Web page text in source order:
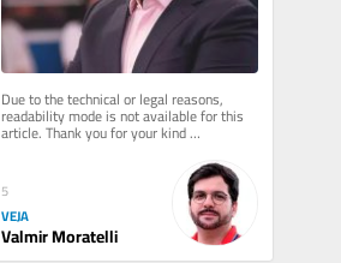
Due to the technical or legal reasons,
readability mode is not available for this
article. Thank you for your kind
understanding.
5
VEJA
Valmir Moratelli